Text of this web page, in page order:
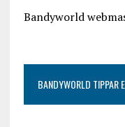
Bandyworld
BANDYWORLD